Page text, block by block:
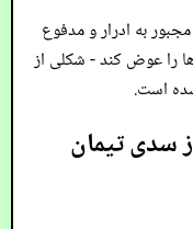
به ادرار و مدفوع
را عوض کند - شکلی از
است.
سدی تیمان